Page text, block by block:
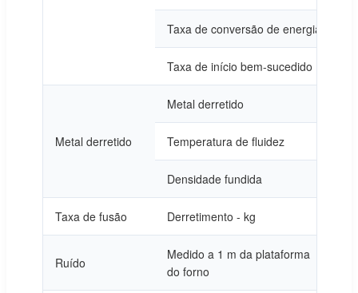
Taxa de conversão de energia
Taxa de início bem-sucedido
Metal derretido
Metal derretido
Temperatura de fluidez
Densidade fundida
Taxa de fusão Derretimento - kg
Ruído
Medido a 1 m da plataforma
do forno